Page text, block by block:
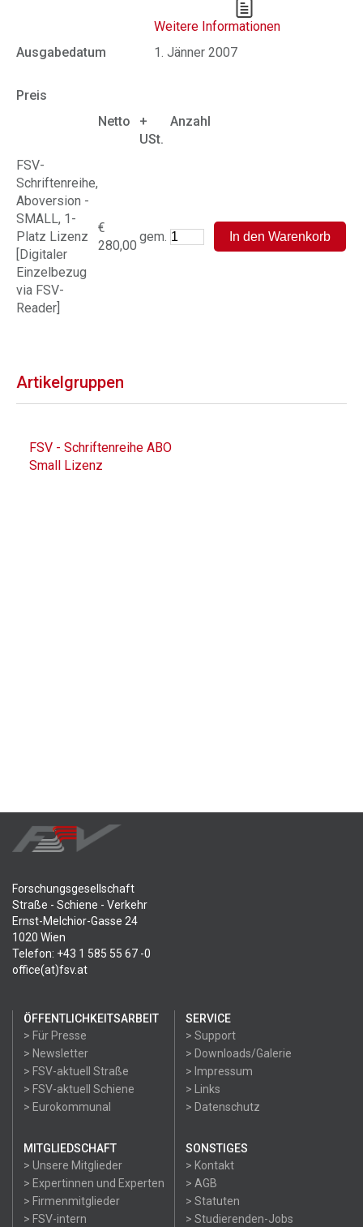
Weitere Informationen
Ausgabedatum
1. Jänner 2007
Preis
Netto
+
USt.
Anzahl
FSV-
Schriftenreihe,
Aboversion -
SMALL, 1-
Platz Lizenz
[Digitaler
Einzelbezug
via FSV-
Reader]
€
280,00
gem.
Artikelgruppen
FSV - Schriftenreihe ABO
Small Lizenz
Forschungsgesellschaft
Straße - Schiene - Verkehr
Ernst-Melchior-Gasse 24
1020 Wien
Telefon: +43 1 585 55 67 -0
office(at)fsv.at
ÖFFENTLICHKEITSARBEIT
> Für Presse
> Newsletter
> FSV-aktuell Straße
> FSV-aktuell Schiene
> Eurokommunal
SERVICE
> Support
> Downloads/Galerie
> Impressum
> Links
> Datenschutz
MITGLIEDSCHAFT
> Unsere Mitglieder
> Expertinnen und Experten
> Firmenmitglieder
> FSV-intern
SONSTIGES
> Kontakt
> AGB
> Statuten
> Studierenden-Jobs